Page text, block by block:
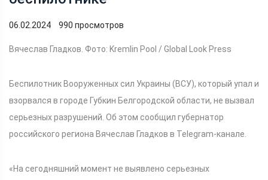
06.02.2024 990 просмотров
Вячеслав Гладков. Фото: Kremlin Pool / Global Look Press
Беспилотник Вооруженных сил Украины (ВСУ), который упал и
взорвался в городе Губкин Белгородской области, не вызвал
серьезных разрушений. Об этом сообщил губернатор
российского региона Вячеслав Гладков в Telegram-канале.
«На сегодняшний момент не выявлено серьезных